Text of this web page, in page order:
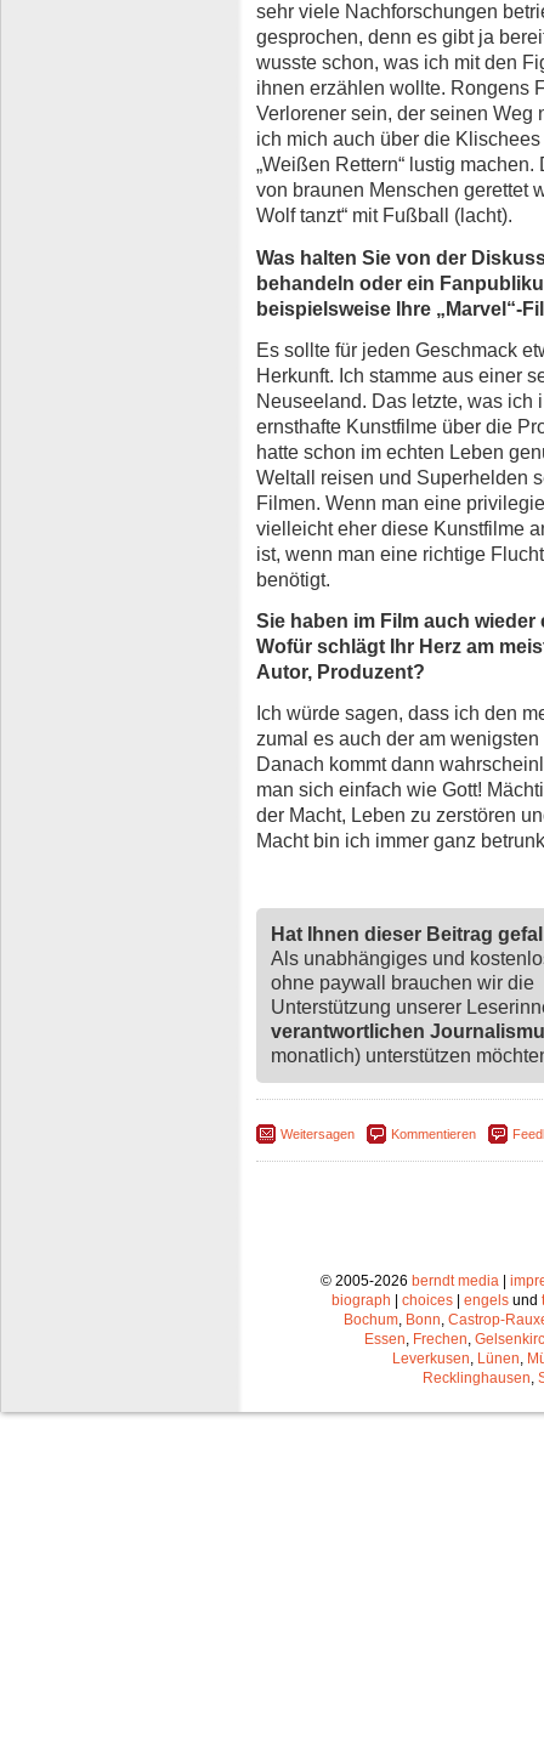
sehr viele Nachforschungen
gesprochen, denn es gibt ja
wusste schon, was ich mit den
ihnen erzählen wollte. Rongens
Verlorener sein, der seinen Weg
ich mich auch über die
„Weißen Rettern“ lustig
von braunen Menschen gerettet
Wolf tanzt“ mit Fußball (lacht).
Was halten Sie von der
behandeln oder ein
beispielsweise Ihre „Marvel“-
Es sollte für jeden Geschmack
Herkunft. Ich stamme aus einer
Neuseeland. Das letzte, was ich
ernsthafte Kunstfilme über die
hatte schon im echten Leben
Weltall reisen und Superhelden
Filmen. Wenn man eine
vielleicht eher diese Kunstfilme
ist, wenn man eine richtige
benötigt.
Sie haben im Film auch
Wofür schlägt Ihr Herz am
Autor, Produzent?
Ich würde sagen, dass ich den
zumal es auch der am
Danach kommt dann
man sich einfach wie Gott!
der Macht, Leben zu zerstören
Macht bin ich immer ganz
Hat Ihnen dieser Beitrag
Als unabhängiges und
ohne paywall brauchen wir die
Unterstützung unserer
verantwortlichen
monatlich) unterstützen
Weitersagen Kommentieren
© 2005-2026 berndt media |
biograph | choices | engels und
Bochum Bonn Castrop-
Essen Frechen
Leverkusen Lünen
Recklinghausen